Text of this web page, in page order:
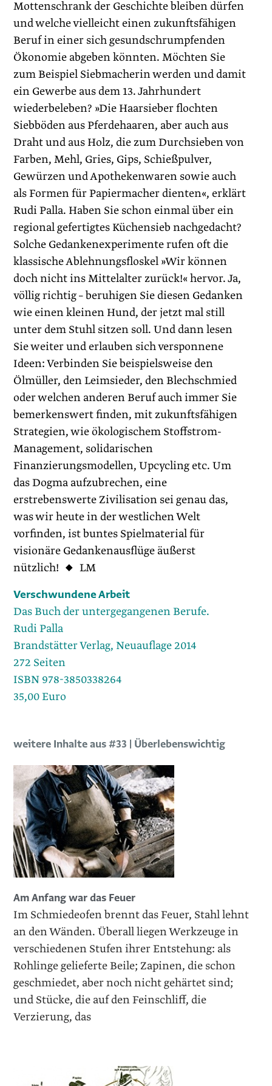
Mottenschrank der Geschichte bleiben dürfen
und welche vielleicht einen zukunftsfähigen
Beruf in einer sich gesundschrumpfenden
Ökonomie abgeben könnten. Möchten Sie
zum Beispiel Siebmacherin werden und damit
ein Gewerbe aus dem 13. Jahrhundert
wiederbeleben? »Die Haarsieber flochten
Siebböden aus Pferdehaaren, aber auch aus
Draht und aus Holz, die zum Durchsieben von
Farben, Mehl, Gries, Gips, Schießpulver,
Gewürzen und Apothekenwaren sowie auch
als Formen für Papiermacher dienten«, erklärt
Rudi Palla. Haben Sie schon einmal über ein
regional gefertigtes Küchensieb nachgedacht?
Solche Gedankenexperimente rufen oft die
klassische Ablehnungsfloskel »Wir können
doch nicht ins Mittelalter zurück!« hervor. Ja,
völlig richtig – beruhigen Sie diesen Gedanken
wie einen kleinen Hund, der jetzt mal still
unter dem Stuhl sitzen soll. Und dann lesen
Sie weiter und erlauben sich versponnene
Ideen: Verbinden Sie beispielsweise den
Ölmüller, den Leimsieder, den Blechschmied
oder welchen anderen Beruf auch immer Sie
bemerkenswert finden, mit zukunftsfähigen
Strategien, wie ökologischem Stoffstrom-
Management, solidarischen
Finanzierungsmodellen, Upcycling etc. Um
das Dogma aufzubrechen, eine
erstrebenswerte Zivilisation sei genau das,
was wir heute in der westlichen Welt
vorfinden, ist buntes Spielmaterial für
visionäre Gedankenausflüge ­äußerst
nützlich! ◆ LM
Verschwundene Arbeit
Das Buch der untergegangenen Berufe.
Rudi Palla
Brandstätter Verlag, Neuauflage 2014
272 Seiten
ISBN 978-3850338264
35,00 Euro
weitere Inhalte aus #33 | Überlebenswichtig
Am Anfang war das Feuer
Im Schmiedeofen brennt das Feuer, Stahl lehnt
an den Wänden. Überall liegen Werkzeuge in
verschiedenen Stufen ihrer Entstehung: als
Rohlinge gelieferte Beile; Zapinen, die schon
geschmiedet, aber noch nicht gehärtet sind;
und Stücke, die auf den Feinschliff, die
Verzierung, das